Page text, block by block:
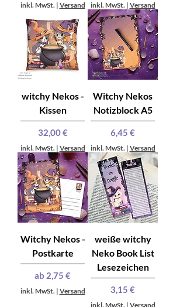
inkl. MwSt. | Versand inkl. MwSt. | Versand
witchy Nekos -
Kissen
Preis
32,00 €
inkl. MwSt. | Versand
Witchy Nekos
Notizblock A5
Preis
6,45 €
inkl. MwSt. | Versand
Witchy Nekos -
Postkarte
ab 2,75 €
Sale-Preis
inkl. MwSt. | Versand
weiße witchy
Neko Book List
Lesezeichen
Preis
3,15 €
inkl. MwSt. | Versand